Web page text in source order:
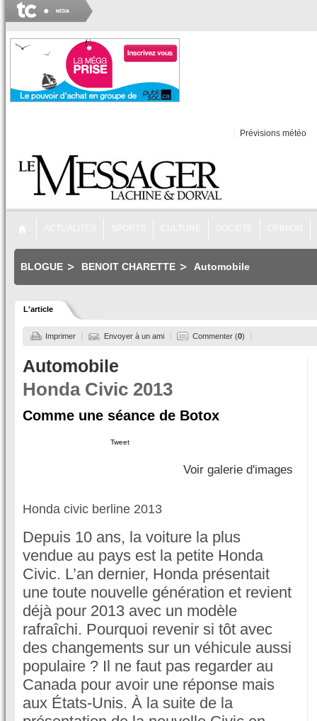
Prévisions météo
BLOGUE BENOIT CHARETTE Automobile
L'article
Imprimer Envoyer à un ami Commenter (0)
Automobile
Honda Civic 2013
Comme une séance de Botox
Tweet
Voir galerie d'images
Honda civic berline 2013
Depuis 10 ans, la voiture la plus
vendue au pays est la petite Honda
Civic. L’an dernier, Honda présentait
une toute nouvelle génération et revient
déjà pour 2013 avec un modèle
rafraîchi. Pourquoi revenir si tôt avec
des changements sur un véhicule aussi
populaire ? Il ne faut pas regarder au
Canada pour avoir une réponse mais
aux États-Unis. À la suite de la